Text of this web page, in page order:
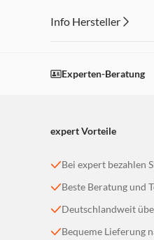
Info Hersteller
Einstellungen
Experten-Beratung
expert Vorteile
Bei expert bezahlen
Beste Beratung und
Deutschlandweit
Bequeme Lieferung